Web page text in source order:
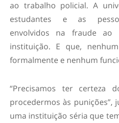
ao trabalho policial. A
estudantes e as
envolvidos na fraude ao
instituição. E que,
formalmente e nenhum
“Precisamos ter certeza
procedermos às punições”,
uma instituição séria que